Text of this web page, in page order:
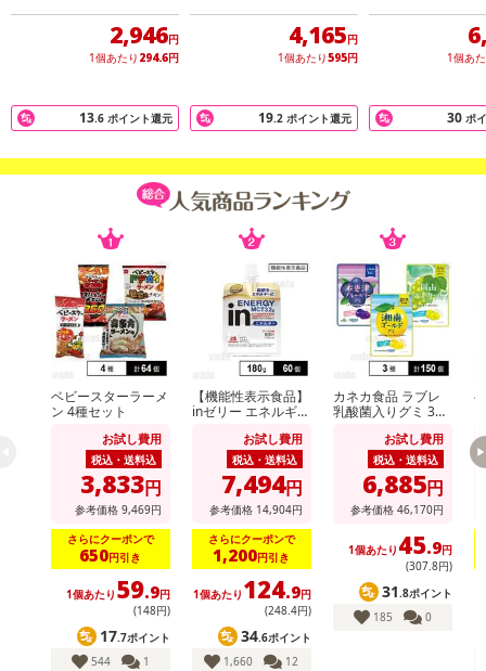
発送日カレンダー
その他共通および商品カテゴリー別注意事項（※必ずご確認くだ
こちらの情報は 2026年07月09日 時点での情報となります。
2,946円
1個あたり 294.6円
13.6 ポイント還元
4,165円
1個あたり595円
19.2 ポイント還元
1個あ
30 ポ
ベビースターラーメ
ン 4種セット
お試し費用
税込・送料込
3,833円
参考価格 9,469円
さらにクーポンで
650円引き
1個あたり 59.9円
(148円)
17.7ポイント
544
1
【機能性表示食品】
inゼリー エネルギー
お試し費用
税込・送料込
7,494円
参考価格 14,904円
さらにクーポンで
1,200円引き
1個あたり 124.9円
(248.4円)
34.6ポイント
1,660
12
カネカ食品 ラブレ
乳酸菌入りグミ 3種
お試し費用
税込・送料込
6,885円
参考価格 46,170円
1個あたり 45.9円
(307.8円)
31 .8ポイント
185
0